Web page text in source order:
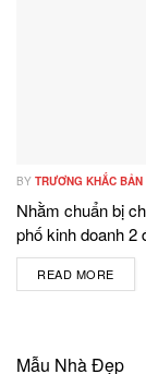
BY TRƯƠNG KHẮC BẢN
Nhằm chuẩn bị
phố kinh doanh 2
READ MORE
Mẫu Nhà Đẹp